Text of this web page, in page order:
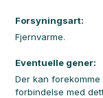
Forsyningsart:
Fjernvarme.
Eventuelle gener:
Der kan
forbindelse med